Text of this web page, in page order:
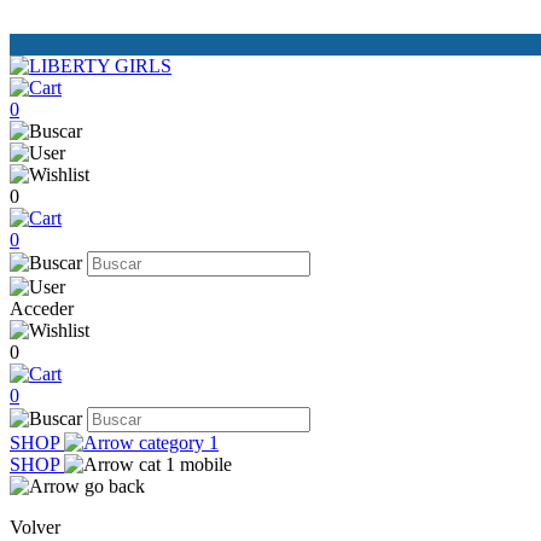
0
0
0
Acceder
0
0
SHOP
SHOP
Volver